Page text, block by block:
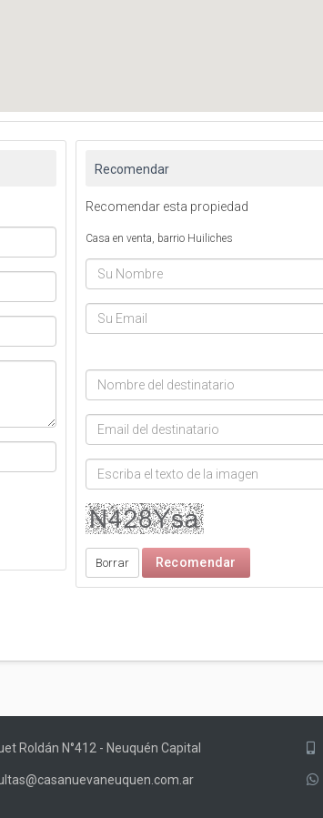
Recomendar
Recomendar esta propiedad
Casa en venta, barrio Huiliches
Roldán N°412 - Neuquén Capital